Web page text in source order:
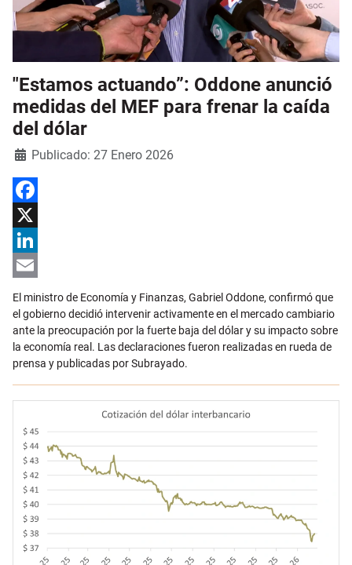
"Estamos actuando”: Oddone anunció
medidas del MEF para frenar la caída
del dólar
DetallesPublicado: 27 Enero 2026
Facebook
X
LinkedIn
Email
El ministro de Economía y Finanzas, Gabriel Oddone, confirmó que
el gobierno decidió intervenir activamente en el mercado cambiario
ante la preocupación por la fuerte baja del dólar y su impacto sobre
la economía real. Las declaraciones fueron realizadas en rueda de
prensa y publicadas porSubrayado.